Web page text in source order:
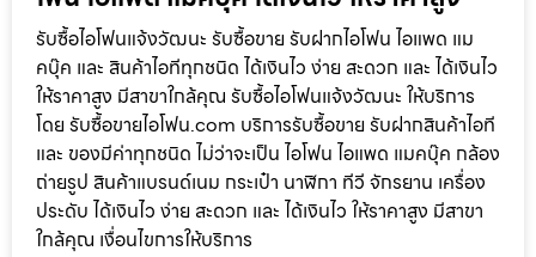
รับซื้อไอโฟนแจ้งวัฒนะ รับซื้อขาย รับฝากไอโฟน ไอแพด แม
คบุ๊ค และ สินค้าไอทีทุกชนิด ได้เงินไว ง่าย สะดวก และ ได้เงินไว
ให้ราคาสูง มีสาขาใกล้คุณ รับซื้อไอโฟนแจ้งวัฒนะ ให้บริการ
โดย รับซื้อขายไอโฟน.com บริการรับซื้อขาย รับฝากสินค้าไอที
และ ของมีค่าทุกชนิด ไม่ว่าจะเป็น ไอโฟน ไอแพด แมคบุ๊ค กล้อง
ถ่ายรูป สินค้าแบรนด์เนม กระเป๋า นาฬิกา ทีวี จักรยาน เครื่อง
ประดับ ได้เงินไว ง่าย สะดวก และ ได้เงินไว ให้ราคาสูง มีสาขา
ใกล้คุณ เงื่อนไขการให้บริการ